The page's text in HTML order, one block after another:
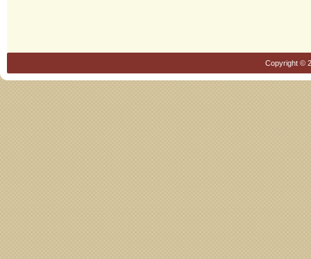
Copyright ©